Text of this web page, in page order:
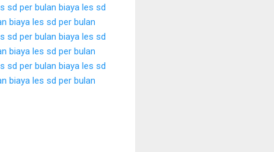
sd per bulan biaya les sd
biaya les sd per bulan
sd per bulan biaya les sd
biaya les sd per bulan
sd per bulan biaya les sd
biaya les sd per bulan